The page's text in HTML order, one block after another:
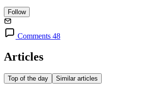
Follow
Comments 48
Articles
Top of the day Similar articles